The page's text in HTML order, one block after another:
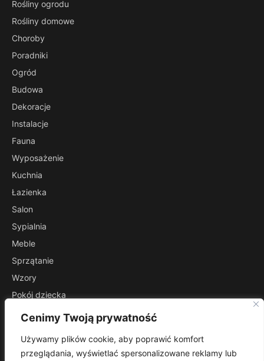
Cenimy Twoją prywatność
Używamy plików cookie, aby poprawić komfort
przeglądania, wyświetlać spersonalizowane reklamy lub
Rośliny ogrodu
Rośliny domowe
Choroby
Poradniki
Ogród
Budowa
Dekoracje
Instalacje
Fauna
Wyposażenie
Kuchnia
Łazienka
Salon
Sypialnia
Meble
Sprzątanie
Wzory
Pokój dziecka
Przedpokój
INFORMACJE
Kontakt